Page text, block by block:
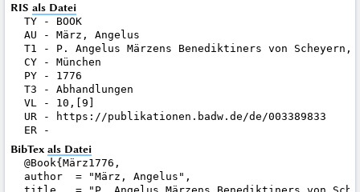
RIS als Datei
TY - BOOK
AU - März, Angelus
T1 - P. Angelus Märzens Benediktiners von
CY - München
PY - 1776
T3 - Abhandlungen
VL - 10,[9]
UR - https://publikationen.badw.de/de/003389833
BibTex als Datei
@Book{März1776,
author  = "März, Angelus",